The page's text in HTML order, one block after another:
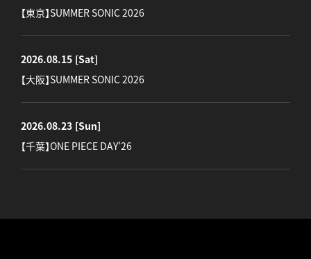
【東京】SUMMER SONIC 2026
2026.08.15 [Sat]
【大阪】SUMMER SONIC 2026
2026.08.23 [Sun]
【千葉】ONE PIECE DAY'26